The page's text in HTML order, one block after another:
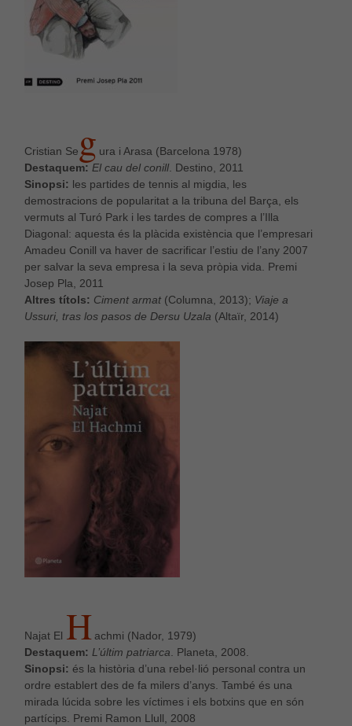
Cristian Se G ura i Arasa (Barcelona 1978)
Destaquem: El cau del conill. Destino, 2011
Sinopsi: les partides de tennis al migdia, les
demostracions de popularitat a la tribuna del Barça, els
vermuts al Turó Park i les tardes de compres a l’Illa
Diagonal: aquesta és la plàcida existència que l’empresari
Amadeu Conill va haver de sacrificar l’estiu de l’any 2007
per salvar la seva empresa i la seva pròpia vida. Premi
Josep Pla, 2011
Altres títols: Ciment armat(Columna, 2013); Viaje a
Ussuri, tras los pasos de Dersu Uzala (Altaïr, 2014)
Najat El H achmi (Nador, 1979)
Destaquem: L’últim patriarca . Planeta, 2008.
Sinopsi: és la història d’una rebel·lió personal contra un
ordre establert des de fa milers d’anys. També és una
mirada lúcida sobre les víctimes i els botxins que en són
partícips. Premi Ramon Llull, 2008